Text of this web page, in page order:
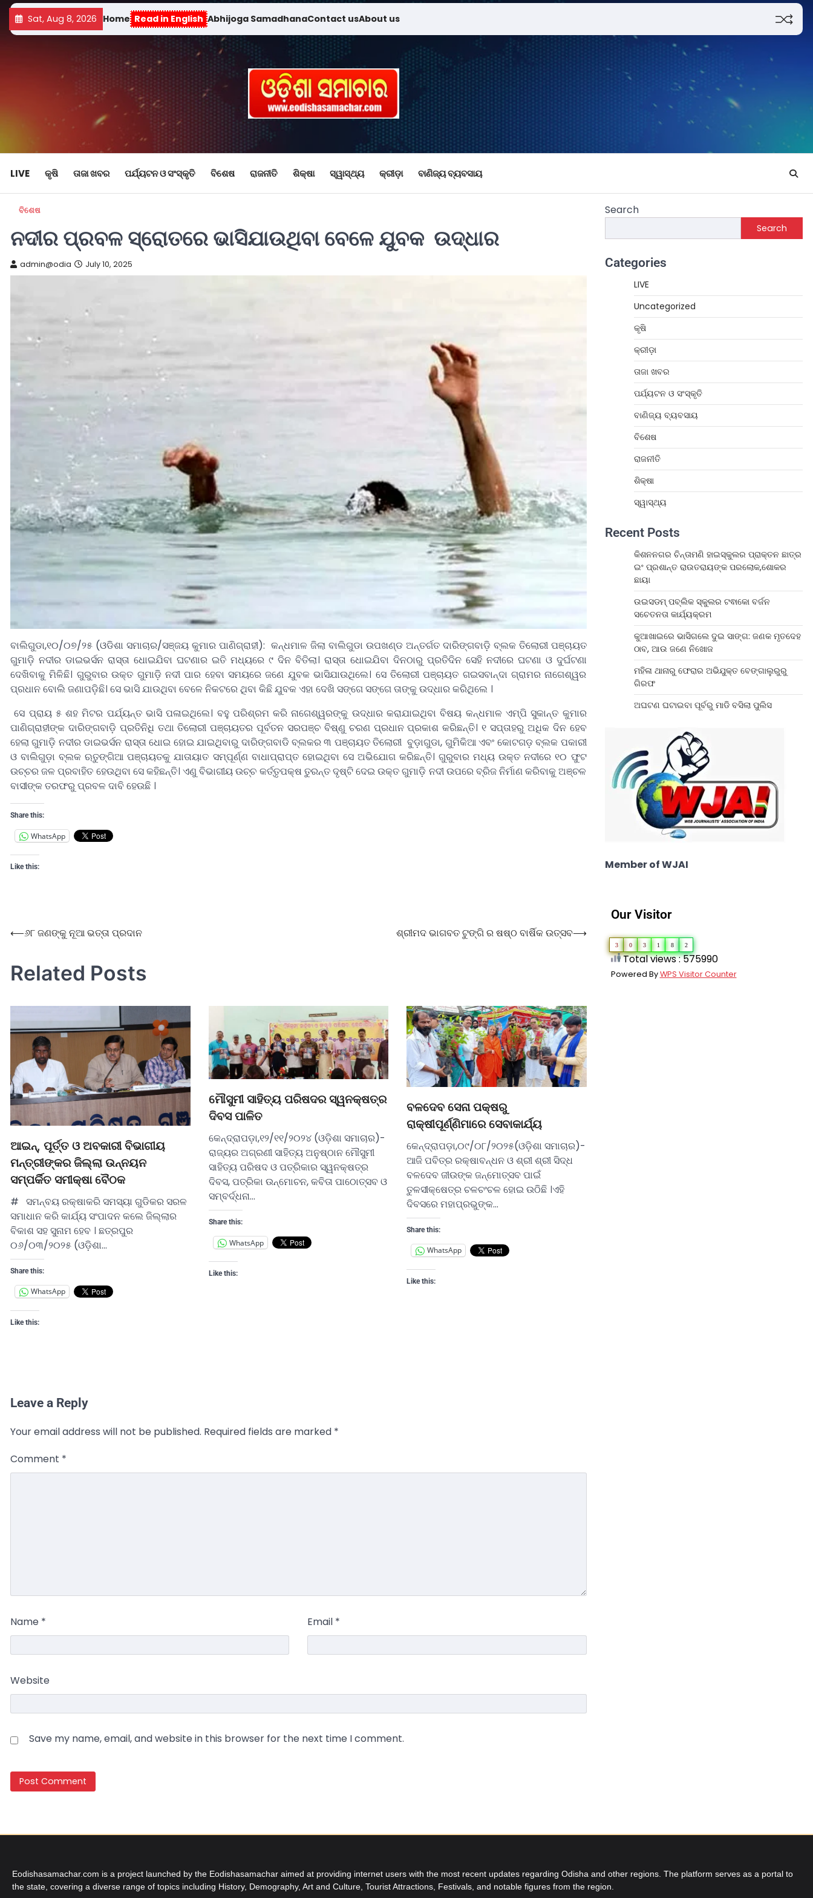
Sat, Aug 8, 2026 Home Read in English Abhijoga SamadhanaContact usAbout us
LIVE କୃଷି ତାଜା ଖବର ପର୍ଯ୍ୟଟନ ଓ ସଂସ୍କୃତି ବିଶେଷ ରାଜନୀତି ଶିକ୍ଷା ସ୍ୱାସ୍ଥ୍ୟ କ୍ରୀଡ଼ା ବାଣିଜ୍ୟ ବ୍ୟବସାୟ
ବିଶେଷ
ନଦୀର ପ୍ରବଳ ସ୍ରୋତରେ ଭାସିଯାଉଥିବା ବେଳେ ଯୁବକ ଉଦ୍ଧାର
admin@odia July 10, 2025
ବାଲିଗୁଡା,୧୦/୦୭/୨୫ (ଓଡିଶା ସମାଚାର/ସଞ୍ଜୟ କୁମାର ପାଣିଗ୍ରାହୀ): କନ୍ଧମାଳ ଜିଲା ବାଲିଗୁଡା ଉପଖଣ୍ଡ ଅନ୍ତର୍ଗତ ଦାରିଙ୍ଗବାଡ଼ି ବ୍ଲକ ତିଲୋରୀ ପଞ୍ଚାୟତ
ଗୁମାଡ଼ି ନଦୀର ଡାଇଭର୍ସନ ରାସ୍ତା ଧୋଇଯିବା ଘଟଣାର ଇତି ମଧ୍ୟରେ ୯ ଦିନ ବିତିଲା। ରାସ୍ତା ଧୋଇଯିବା ଦିନଠାରୁ ପ୍ରତିଦିନ ସେହି ନଦୀରେ ଘଟଣା ଓ ଦୁର୍ଘଟଣା
ଦେଖିବାକୁ ମିଳିଛି। ଗୁରୁବାର ଉକ୍ତ ଗୁମାଡ଼ି ନଦୀ ପାର ହେବା ସମୟରେ ଜଣେ ଯୁବକ ଭାସିଯାଉଥିଲେ। ସେ ତିଲୋରୀ ପଞ୍ଚାୟତ ଗଇସବାନ୍ଦା ଗ୍ରାମର ନାଗେଶ୍ୱର
ପ୍ରଧାନ ବୋଲି ଜଣାପଡ଼ିଛି। ସେ ଭାସି ଯାଉଥିବା ବେଳେ ନିକଟରେ ଥିବା କିଛି ଯୁବକ ଏହା ଦେଖି ସଙ୍ଗେ ସଙ୍ଗେ ତାଙ୍କୁ ଉଦ୍ଧାର କରିଥିଲେ ।
ସେ ପ୍ରାୟ ୫ ଶହ ମିଟର ପର୍ଯ୍ୟନ୍ତ ଭାସି ପଳାଇଥିଲେ। ବହୁ ପରିଶ୍ରମ କରି ନାଗେଶ୍ୱରଙ୍କୁ ଉଦ୍ଧାର କରାଯାଇଥିବା ବିଷୟ କନ୍ଧମାଳ ଏମ୍‌ପି ସୁକାନ୍ତ କୁମାର
ପାଣିଗ୍ରାହୀଙ୍କ ଦାରିଙ୍ଗବାଡ଼ି ପ୍ରତିନିଧି ତଥା ତିଲୋରୀ ପଞ୍ଚାୟତର ପୂର୍ବତନ ସରପଞ୍ଚ ବିଷ୍ଣୁ ଚରଣ ପ୍ରଧାନ ପ୍ରକାଶ କରିଛନ୍ତି। ୧ ସପ୍ତାହରୁ ଅଧିକ ଦିନ ହେବ
ହେଲା ଗୁମାଡ଼ି ନଦୀର ଡାଇଭର୍ସନ ରାସ୍ତା ଧୋଇ ହୋଇ ଯାଇଥିବାରୁ ଦାରିଙ୍ଗବାଡି ବ୍ଲକର ୩ ପଞ୍ଚାୟତ ତିଲୋରୀ ବୁଡ଼ାଗୁଡା, ଗୁମିକିଆ ଏବଂ କୋଟଗଡ଼ ବ୍ଲକ ପକାରୀ
ଓ ବାଲିଗୁଡ଼ା ବ୍ଲକ ଋତୁଙ୍ଗିଆ ପଞ୍ଚାୟତକୁ ଯାତାୟାତ ସମ୍ପୂର୍ଣ୍ଣ ବାଧାପ୍ରାପ୍ତ ହୋଇଥିବା ସେ ଅଭିଯୋଗ କରିଛନ୍ତି। ଗୁରୁବାର ମଧ୍ୟ ଉକ୍ତ ନଦୀରେ ୧୦ ଫୁଟ
ଉଚ୍ଚର ଜଳ ପ୍ରବାହିତ ହେଉଥିବା ସେ କହିଛନ୍ତି। ଏଣୁ ବିଭାଗୀୟ ଉଚ୍ଚ କର୍ତ୍ତୃପକ୍ଷ ତୁରନ୍ତ ଦୃଷ୍ଟି ଦେଇ ଉକ୍ତ ଗୁମାଡ଼ି ନଦୀ ଉପରେ ବ୍ରିଜ ନିର୍ମାଣ କରିବାକୁ ଅଞ୍ଚଳ
ବାସୀଙ୍କ ତରଫରୁ ପ୍ରବଳ ଦାବି ହେଉଛି ।
Share this:
WhatsApp
Like this:
⟵୬୮ ଜଣଙ୍କୁ ନୂଆ ଭତ୍ତା ପ୍ରଦାନ ଶ୍ରୀମଦ ଭାଗବତ ଟୁଙ୍ଗି ର ଷଷ୍ଠ ବାର୍ଷିକ ଉତ୍ସବ⟶
Related Posts
ଆଇନ୍, ପୂର୍ତ୍ତ ଓ ଅବକାରୀ ବିଭାଗୀୟ
ମନ୍ତ୍ରୀଙ୍କର ଜିଲ୍ଲା ଉନ୍ନୟନ
ସମ୍ପର୍କିତ ସମୀକ୍ଷା ବୈଠକ
# ସମନ୍ବୟ ରକ୍ଷାକରି ସମସ୍ୟା ଗୁଡିକର ସରଳ
ସମାଧାନ କରି କାର୍ଯ୍ୟ ସଂପାଦନ କଲେ ଜିଲ୍ଲାର
ବିକାଶ ସହ ସୁନାମ ହେବ । ଛତ୍ରପୁର
୦୬/୦୩/୨୦୨୫ (ଓଡ଼ିଶା…
Share this:
WhatsApp
Like this:
ମୌସୁମୀ ସାହିତ୍ୟ ପରିଷଦର ସ୍ୱନକ୍ଷତ୍ର
ଦିବସ ପାଳିତ
କେନ୍ଦ୍ରାପଡ଼ା,୧୨/୧୧/୨୦୨୪ (ଓଡ଼ିଶା ସମାଚାର)-
ରାଜ୍ୟର ଅଗ୍ରଣୀ ସାହିତ୍ୟ ଅନୁଷ୍ଠାନ ମୌସୁମୀ
ସାହିତ୍ୟ ପରିଷଦ ଓ ପତ୍ରିକାର ସ୍ୱନକ୍ଷତ୍ର
ଦିବସ, ପତ୍ରିକା ଉନ୍ମୋଚନ, କବିତା ପାଠୋତ୍ସବ ଓ
ସମ୍ବର୍ଦ୍ଧନା…
Share this:
WhatsApp
Like this:
ବଳଦେବ ସେନା ପକ୍ଷରୁ
ରାକ୍ଷୀପୂର୍ଣ୍ଣିମାରେ ସେବାକାର୍ଯ୍ୟ
କେନ୍ଦ୍ରାପଡ଼ା,୦୯/୦୮/୨୦୨୫(ଓଡ଼ିଶା ସମାଚାର)-
ଆଜି ପବିତ୍ର ରକ୍ଷାବନ୍ଧନ ଓ ଶ୍ରୀ ଶ୍ରୀ ସିଦ୍ଧ
ବଳଦେବ ଜୀଉଙ୍କ ଜନ୍ମୋତ୍ସବ ପାଇଁ
ତୁଳସୀକ୍ଷେତ୍ର ଚଳଚଂଚଳ ହୋଇ ଉଠିଛି ।ଏହି
ଦିବସରେ ମହାପ୍ରଭୁଙ୍କ…
Share this:
WhatsApp
Like this:
Leave a Reply
Your email address will not be published. Required fields are marked *
Comment *
Name * Email *
Website
Save my name, email, and website in this browser for the next time I comment.
Search
Search
Categories
LIVE
Uncategorized
କୃଷି
କ୍ରୀଡ଼ା
ତାଜା ଖବର
ପର୍ଯ୍ୟଟନ ଓ ସଂସ୍କୃତି
ବାଣିଜ୍ୟ ବ୍ୟବସାୟ
ବିଶେଷ
ରାଜନୀତି
ଶିକ୍ଷା
ସ୍ୱାସ୍ଥ୍ୟ
Recent Posts
କିଶନନଗର ଚିନ୍ତାମଣି ହାଇସ୍କୁଲର ପ୍ରାକ୍ତନ ଛାତ୍ର
ଇଂ ପ୍ରଶାନ୍ତ ରାଉତରାୟଙ୍କ ପରଲୋକ,ଶୋକର
ଛାୟା
ଉଇସଡମ୍ ପବ୍ଲିକ ସ୍କୁଲର ଟଵାକୋ ବର୍ଜନ
ସଚେତନତା କାର୍ଯ୍ୟକ୍ରମ
କୁଆଖାଇରେ ଭାସିଗଲେ ଦୁଇ ସାଙ୍ଗ: ଜଣକ ମୃତଦେହ
ଠାବ, ଆଉ ଜଣେ ନିଖୋଜ
ମହିଳା ଥାନାରୁ ଫେରାର ଅଭିଯୁକ୍ତ ବେଙ୍ଗାଲୁରୁରୁ
ଗିରଫ
ଅଘଟଣ ଘଟାଇବା ପୂର୍ବରୁ ମାଡି ବସିଲା ପୁଲିସ
Member of WJAI
Our Visitor
3 0 3 1 8 2
Total views : 575990
Powered ByWPS Visitor Counter
Eodishasamachar.com is a project launched by the Eodishasamachar aimed at providing internet users with the most recent updates regarding Odisha and other regions. The platform serves as a portal to
the state, covering a diverse range of topics including History, Demography, Art and Culture, Tourist Attractions, Festivals, and notable figures from the region.